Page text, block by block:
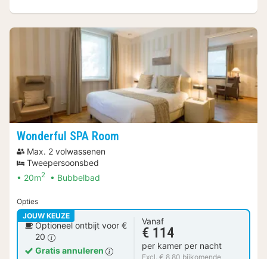
Wonderful SPA Room
Max. 2 volwassenen
Tweepersoonsbed
20m2 Bubbelbad
Opties
JOUW KEUZE
Optioneel ontbijt voor €
20
Gratis annuleren
Vanaf
€ 114
per kamer per nacht
Excl. € 8,80 bijkomende